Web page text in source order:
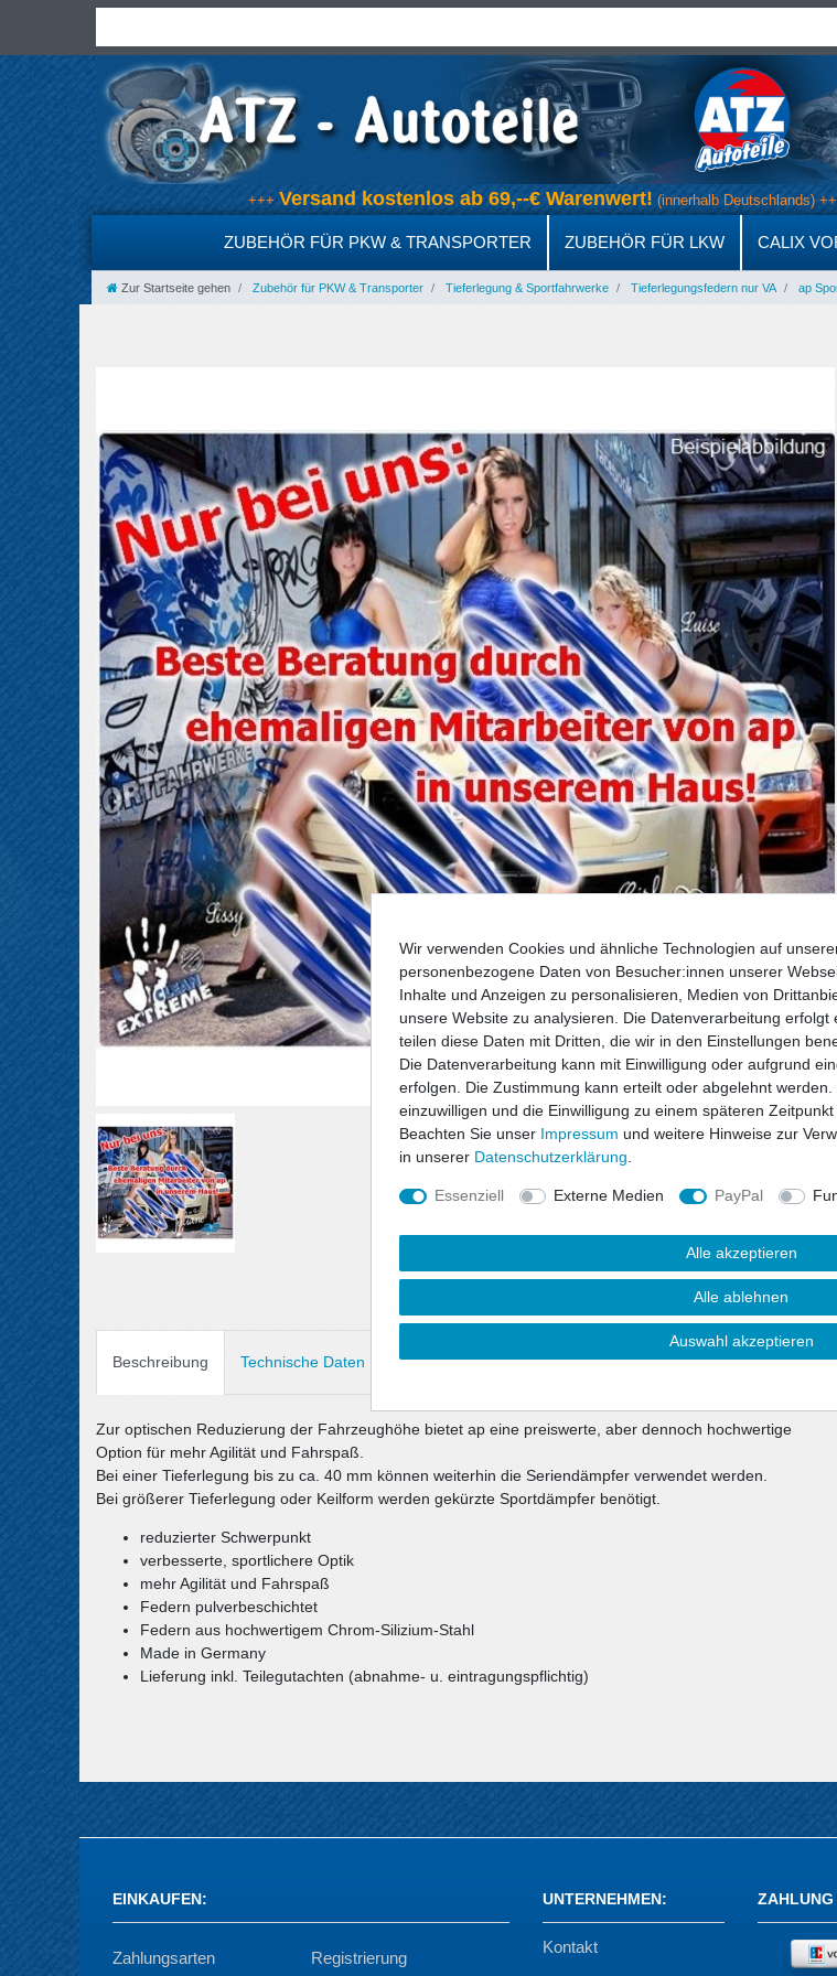
+++Versand kostenlos ab 69,--€ Warenwert!(innerhalb Deutschlands)
ZUBEHÖR FÜR PKW & TRANSPORTER ZUBEHÖR FÜR LKW CALIX
Zur Startseite gehen Zubehör für PKW & Transporter Tieferlegung & Sportfahrwerke Tieferlegungsfedern nur VA ap
Beschreibung Technische Daten Angaben Produktsicherheit
Zur optischen Reduzierung der Fahrzeughöhe bietet ap eine preiswerte, aber dennoch hochwertige
Option für mehr Agilität und Fahrspaß.
Bei einer Tieferlegung bis zu ca. 40 mm können weiterhin die Seriendämpfer verwendet werden.
Bei größerer Tieferlegung oder Keilform werden gekürzte Sportdämpfer benötigt.
reduzierter Schwerpunkt
verbesserte, sportlichere Optik
mehr Agilität und Fahrspaß
Federn pulverbeschichtet
Federn aus hochwertigem Chrom-Silizium-Stahl
Made in Germany
Lieferung inkl. Teilegutachten (abnahme- u. eintragungspflichtig)
EINKAUFEN:
Zahlungsarten Registrierung
UNTERNEHMEN:
Kontakt
ZAHLUNG
Wir verwenden Cookies und ähnliche Technologien auf
personenbezogene Daten von Besucher:innen unserer
Inhalte und Anzeigen zu personalisieren, Medien von
unsere Website zu analysieren. Die Datenverarbeitung
teilen diese Daten mit Dritten, die wir in den Einstellungen
Die Datenverarbeitung kann mit Einwilligung oder aufgrund
erfolgen. Die Zustimmung kann erteilt oder abgelehnt
einzuwilligen und die Einwilligung zu einem späteren
Beachten Sie unser Impressum und weitere Hinweise zur
in unserer Daten­schutz­erklärung
Essenziell Externe Medien PayPal
Alle akzeptieren
Alle ablehnen
Auswahl akzeptieren